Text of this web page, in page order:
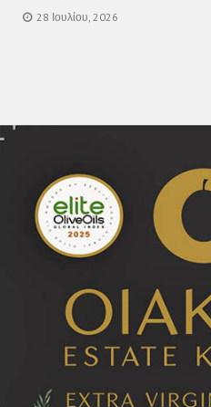
28 Ιουλίου, 2026